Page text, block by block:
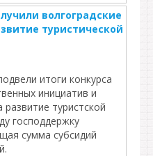
волгоградские
туристической
итоги конкурса
инициатив и
туристской
господдержку
сумма субсидий